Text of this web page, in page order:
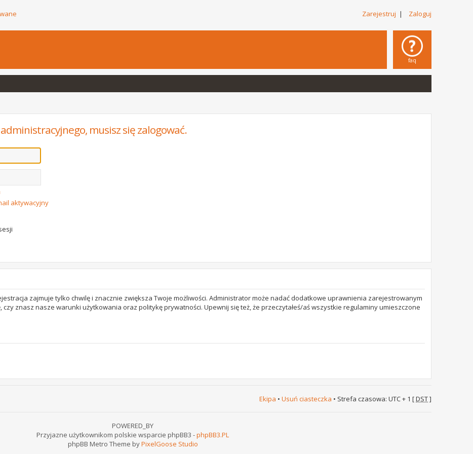
Zarejestruj | Zaloguj
faq
musisz się zalogować.
aktywacyjny
zajmuje tylko chwilę i znacznie zwiększa Twoje możliwości. Administrator może nadać dodatkowe uprawnienia zarejestrowanym
znasz nasze warunki użytkowania oraz politykę prywatności. Upewnij się też, że przeczytałeś/aś wszystkie regulaminy umieszczone
Ekipa • Usuń ciasteczka • Strefa czasowa: UTC + 1 [DST]
POWERED_BY
Przyjazne użytkownikom polskie wsparcie phpBB3 -phpBB3.PL
phpBB Metro Theme byPixelGoose Studio